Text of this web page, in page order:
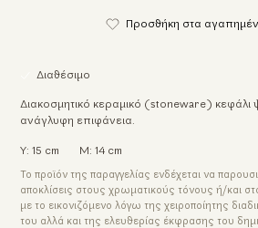
Προσθήκη στα
Διαθέσιμο
Διακοσμητικό κεραμικό (stoneware) κεφάλι
ανάγλυφη επιφάνεια.
Υ: 15 cm Μ: 14 cm
Το προϊόν της παραγγελίας ενδέχεται να
αποκλίσεις στους χρωματικούς τόνους ή/και
με το εικονιζόμενο λόγω της χειροποίητης
του αλλά και της ελευθερίας έκφρασης του